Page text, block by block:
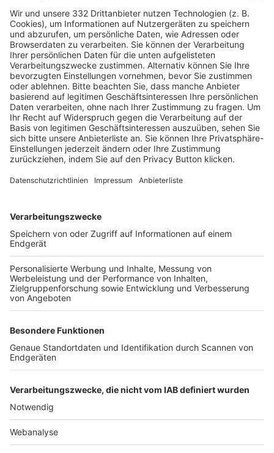
HÄUFIG BESUCHTE SEITEN
Pässe und Vereinswechsel
Trainerausbildung
Schulungsangebot Vereinsmitarbeiter
BFV-Geschäftsstellen
Trainerbörse
Login SpielPlus
FOLGE DEM BFV
TOP-VEREINE
TOP-PARTNER
SFV DFB
Nutzungsbedingungen Datenschutz Impressum